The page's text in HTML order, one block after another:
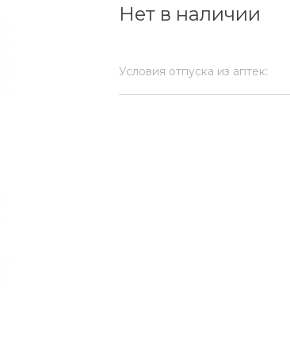
Нет в наличии
Условия отпуска из аптек: